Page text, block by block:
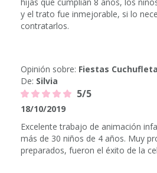
y el trato fue inmejorable, si lo
contratarlos.
Opinión sobre: Fiestas Cuchufleta
De: Silvia
5/5
18/10/2019
Excelente trabajo de animación
más de 30 niños de 4 años. Muy
preparados, fueron el éxito de la